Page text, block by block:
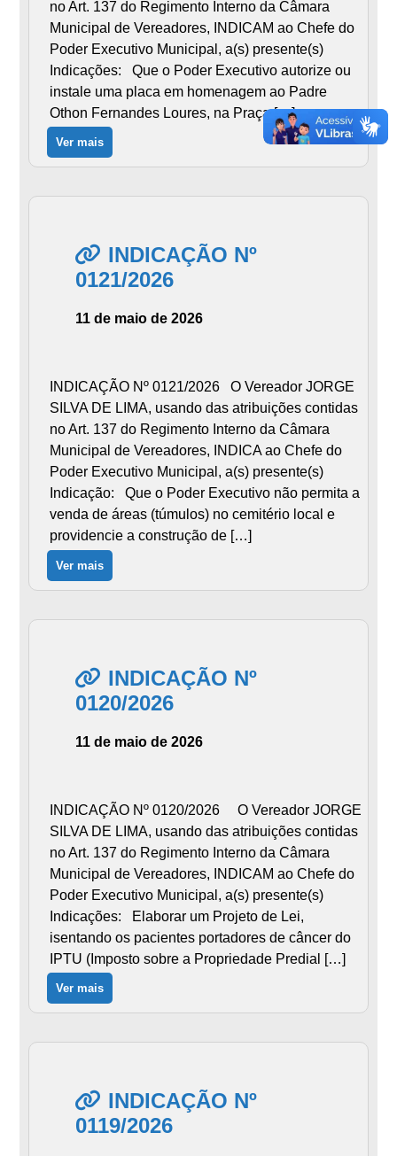
no Art. 137 do Regimento Interno da Câmara
Municipal de Vereadores, INDICAM ao Chefe do
Poder Executivo Municipal, a(s) presente(s)
Indicações: Que o Poder Executivo autorize ou
instale uma placa em homenagem ao Padre
Othon Fernandes Loures, na Praça […]
Ver mais
INDICAÇÃO Nº
0121/2026
11 de maio de 2026
INDICAÇÃO Nº 0121/2026 O Vereador JORGE
SILVA DE LIMA, usando das atribuições contidas
no Art. 137 do Regimento Interno da Câmara
Municipal de Vereadores, INDICA ao Chefe do
Poder Executivo Municipal, a(s) presente(s)
Indicação: Que o Poder Executivo não permita a
venda de áreas (túmulos) no cemitério local e
providencie a construção de […]
Ver mais
INDICAÇÃO Nº
0120/2026
11 de maio de 2026
INDICAÇÃO Nº 0120/2026 O Vereador JORGE
SILVA DE LIMA, usando das atribuições contidas
no Art. 137 do Regimento Interno da Câmara
Municipal de Vereadores, INDICAM ao Chefe do
Poder Executivo Municipal, a(s) presente(s)
Indicações: Elaborar um Projeto de Lei,
isentando os pacientes portadores de câncer do
IPTU (Imposto sobre a Propriedade Predial […]
Ver mais
INDICAÇÃO Nº
0119/2026